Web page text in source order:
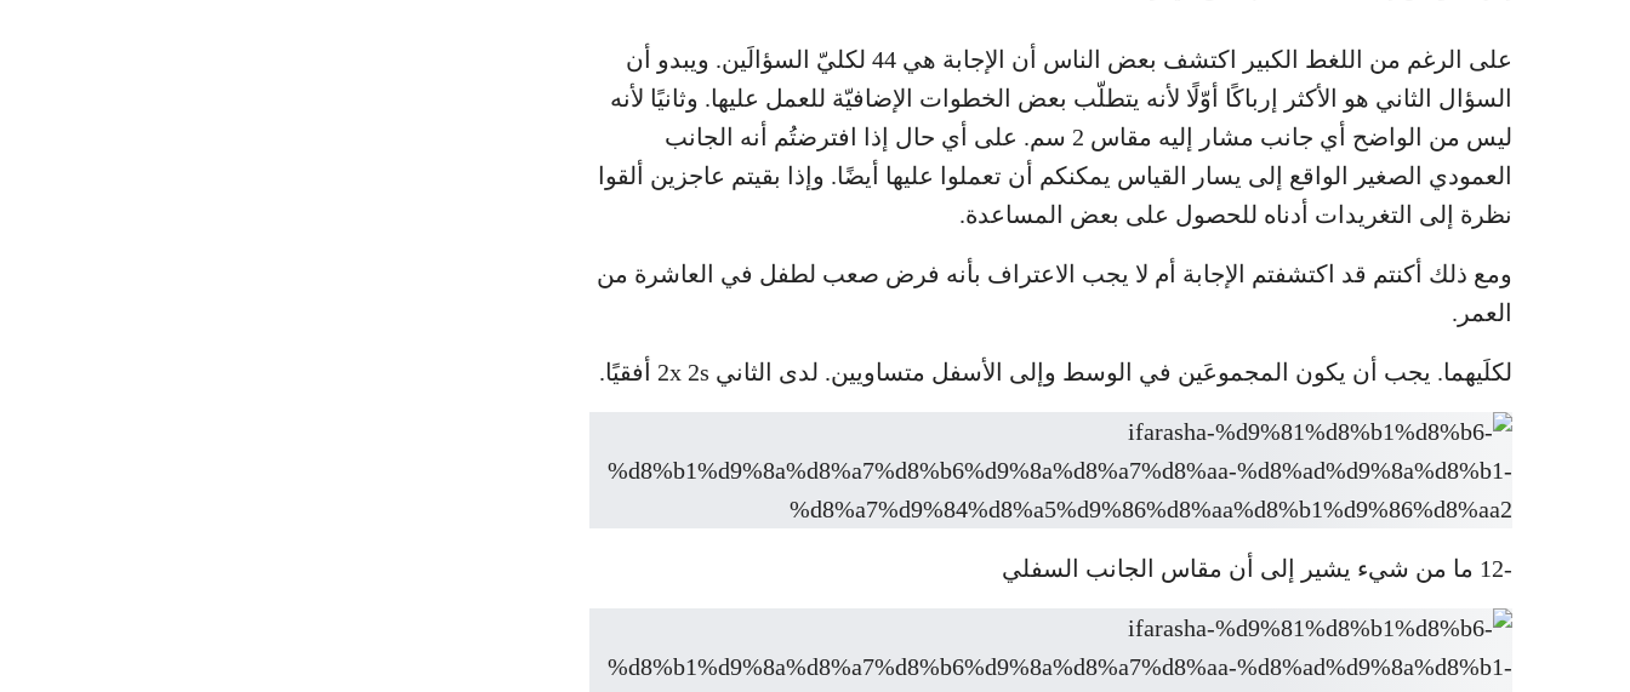
على الرغم من اللغط الكبير اكتشف بعض الناس أن الإجابة هي 44 لكليّ السؤالَين. ويبدو أن
السؤال الثاني هو الأكثر إرباكًا أوّلًا لأنه يتطلّب بعض الخطوات الإضافيّة للعمل عليها. وثانيًا لأنه
ليس من الواضح أي جانب مشار إليه مقاس 2 سم. على أي حال إذا افترضتُم أنه الجانب
العمودي الصغير الواقع إلى يسار القياس يمكنكم أن تعملوا عليها أيضًا. وإذا بقيتم عاجزين ألقوا
نظرة إلى التغريدات أدناه للحصول على بعض المساعدة.
ومع ذلك أكنتم قد اكتشفتم الإجابة أم لا يجب الاعتراف بأنه فرض صعب لطفل في العاشرة من
العمر.
لكلَيهما. يجب أن يكون المجموعَين في الوسط وإلى الأسفل متساويين. لدى الثاني 2x 2s أفقيًا.
-12 ما من شيء يشير إلى أن مقاس الجانب السفلي